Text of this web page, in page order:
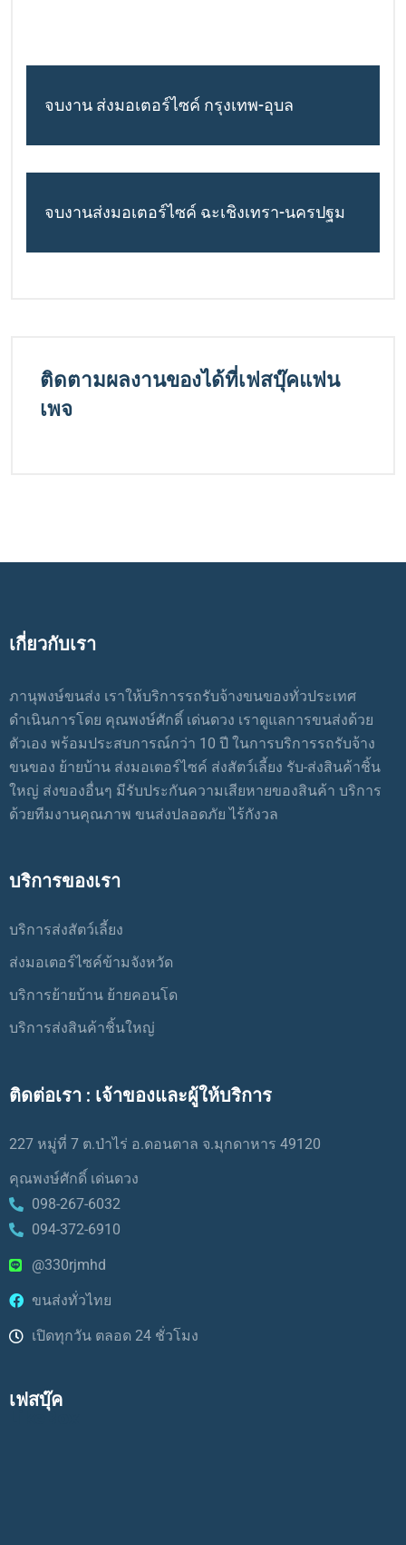
จบงาน ส่งมอเตอร์ไซค์ กรุงเทพ-อุบล
จบงานส่งมอเตอร์ไซค์ ฉะเชิงเทรา-นครปฐม
ติดตามผลงานของได้ที่เฟสบุ๊คแฟน
เพจ
เกี่ยวกับเรา
ภานุพงษ์ขนส่ง เราให้บริการรถรับจ้างขนของทั่วประเทศ
ดำเนินการโดย คุณพงษ์ศักดิ์ เด่นดวง เราดูแลการขนส่งด้วย
ตัวเอง พร้อมประสบการณ์กว่า 10 ปี ในการบริการรถรับจ้าง
ขนของ ย้ายบ้าน ส่งมอเตอร์ไซค์ ส่งสัตว์เลี้ยง รับ-ส่งสินค้าชิ้น
ใหญ่ ส่งของอื่นๆ มีรับประกันความเสียหายของสินค้า บริการ
ด้วยทีมงานคุณภาพ ขนส่งปลอดภัย ไร้กังวล
บริการของเรา
บริการส่งสัตว์เลี้ยง
ส่งมอเตอร์ไซค์ข้ามจังหวัด
บริการย้ายบ้าน ย้ายคอนโด
บริการส่งสินค้าชิ้นใหญ่
ติดต่อเรา : เจ้าของและผู้ให้บริการ
227 หมู่ที่ 7 ต.ป่าไร่ อ.ดอนตาล จ.มุกดาหาร 49120
คุณพงษ์ศักดิ์ เด่นดวง
098-267-6032
094-372-6910
@330rjmhd
ขนส่งทั่วไทย
เปิดทุกวัน ตลอด 24 ชั่วโมง
เฟสบุ๊ค
LikeBox